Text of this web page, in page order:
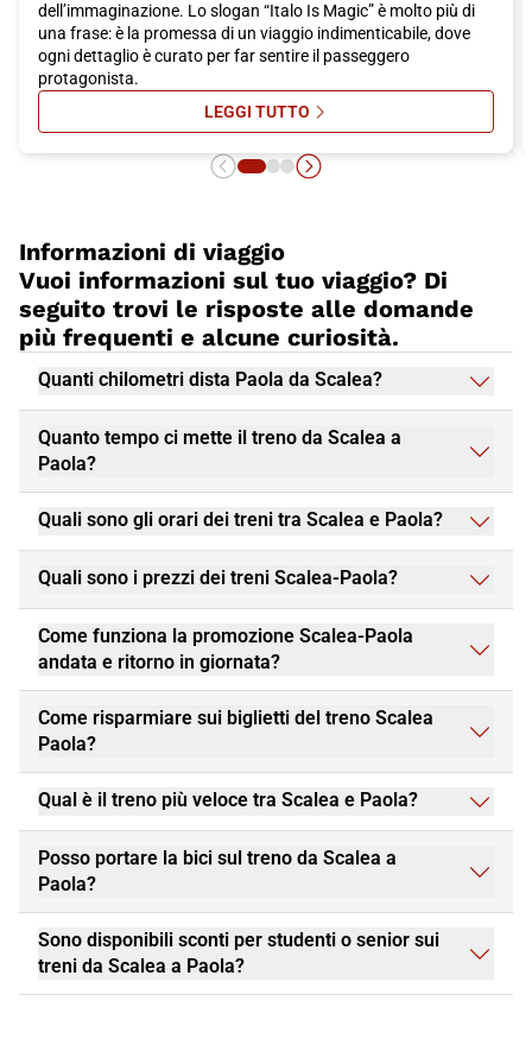
dell’immaginazione. Lo slogan “Italo Is Magic” è molto più di
una frase: è la promessa di un viaggio indimenticabile, dove
ogni dettaglio è curato per far sentire il passeggero
protagonista.
LEGGI TUTTOSU ITALO IS MAGIC: ON AIR LA
Informazioni di viaggio
Vuoi informazioni sul tuo viaggio? Di
seguito trovi le risposte alle domande
più frequenti e alcune curiosità.
Quanti chilometri dista Paola da Scalea?
Quanto tempo ci mette il treno da Scalea a
Paola?
Quali sono gli orari dei treni tra Scalea e Paola?
Quali sono i prezzi dei treni Scalea-Paola?
Come funziona la promozione Scalea-Paola
andata e ritorno in giornata?
Come risparmiare sui biglietti del treno Scalea
Paola?
Qual è il treno più veloce tra Scalea e Paola?
Posso portare la bici sul treno da Scalea a
Paola?
Sono disponibili sconti per studenti o senior sui
treni da Scalea a Paola?